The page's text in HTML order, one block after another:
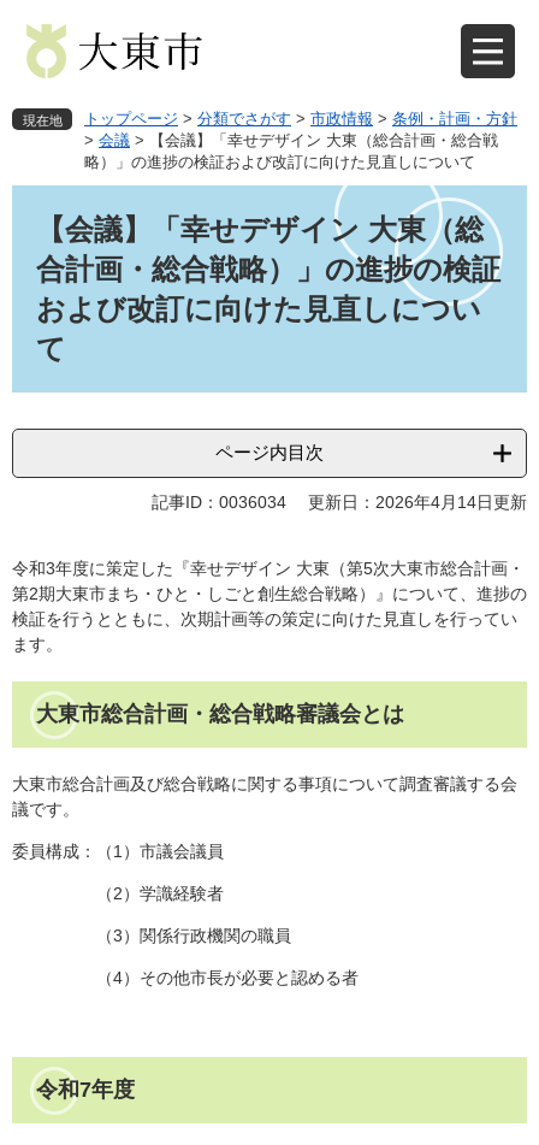
先
す
を
し
現在地 トップページ > 分類でさがす > 市政情報 > 条例・計画・方針
> 会議 >
【会議】「幸せデザイン 大東（総合計画・総合戦
略）」の進捗の検証および改訂に向けた見直しについて
【会議】「幸せデザイン 大東（総
合計画・総合戦略）」の進捗の検証
および改訂に向けた見直しについ
て
ページ内目次
記事ID：0036034 更新日：2026年4月14日更新
令和3年度に策定した『幸せデザイン 大東（第5次大東市総合計画・
第2期大東市まち・ひと・しごと創生総合戦略）』について、進捗の
検証を行うとともに、次期計画等の策定に向けた見直しを行ってい
ます。
大東市総合計画・総合戦略審議会とは
大東市総合計画及び総合戦略に関する事項について調査審議する会
議です。
委員構成：（1）市議会議員
（2）学識経験者
（3）関係行政機関の職員
（4）その他市長が必要と認める者
令和7年度